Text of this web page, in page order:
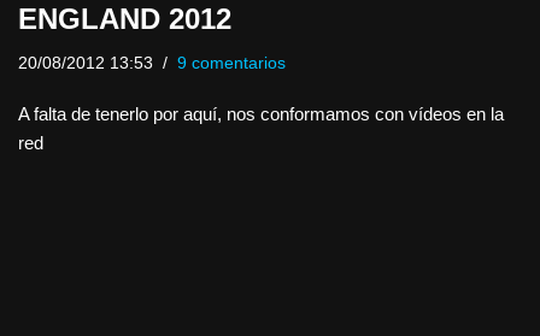
ENGLAND 2012
20/08/2012 13:53 9 comentarios
A falta de tenerlo por aquí, nos conformamos con vídeos en la
red